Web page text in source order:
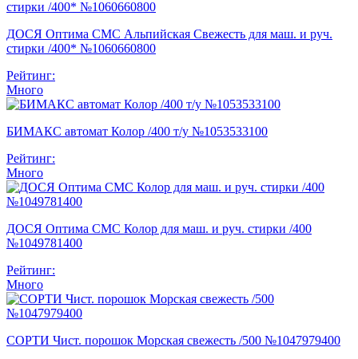
ДОСЯ Оптима СМС Альпийская Свежесть для маш. и руч.
стирки /400* №1060660800
Рейтинг:
Много
БИМАКС автомат Колор /400 т/у №1053533100
Рейтинг:
Много
ДОСЯ Оптима СМС Колор для маш. и руч. стирки /400
№1049781400
Рейтинг:
Много
СОРТИ Чист. порошок Морская свежесть /500 №1047979400